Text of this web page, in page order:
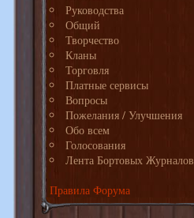
Руководства
Общий
Творчество
Кланы
Торговля
Платные сервисы
Вопросы
Пожелания / Улучшения
Обо всем
Голосования
Лента Бортовых Журналов
Правила Форума